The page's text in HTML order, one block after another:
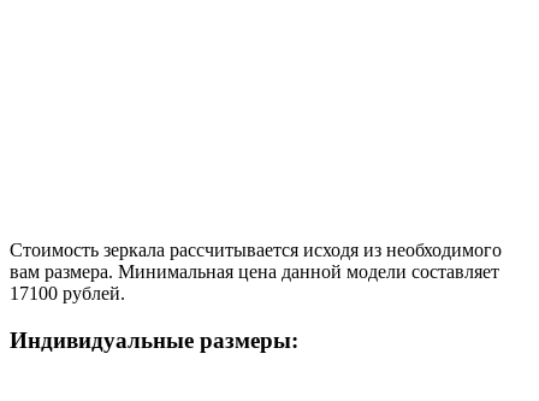
Стоимость зеркала рассчитывается исходя из необходимого
вам размера. Минимальная цена данной модели составляет
17100 рублей.
Индивидуальные размеры: